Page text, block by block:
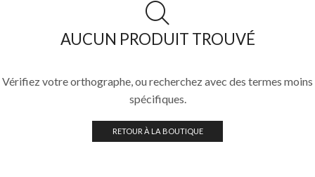
AUCUN PRODUIT TROUVÉ
Vérifiez votre orthographe, ou recherchez avec des termes moins
spécifiques.
RETOUR À LA BOUTIQUE